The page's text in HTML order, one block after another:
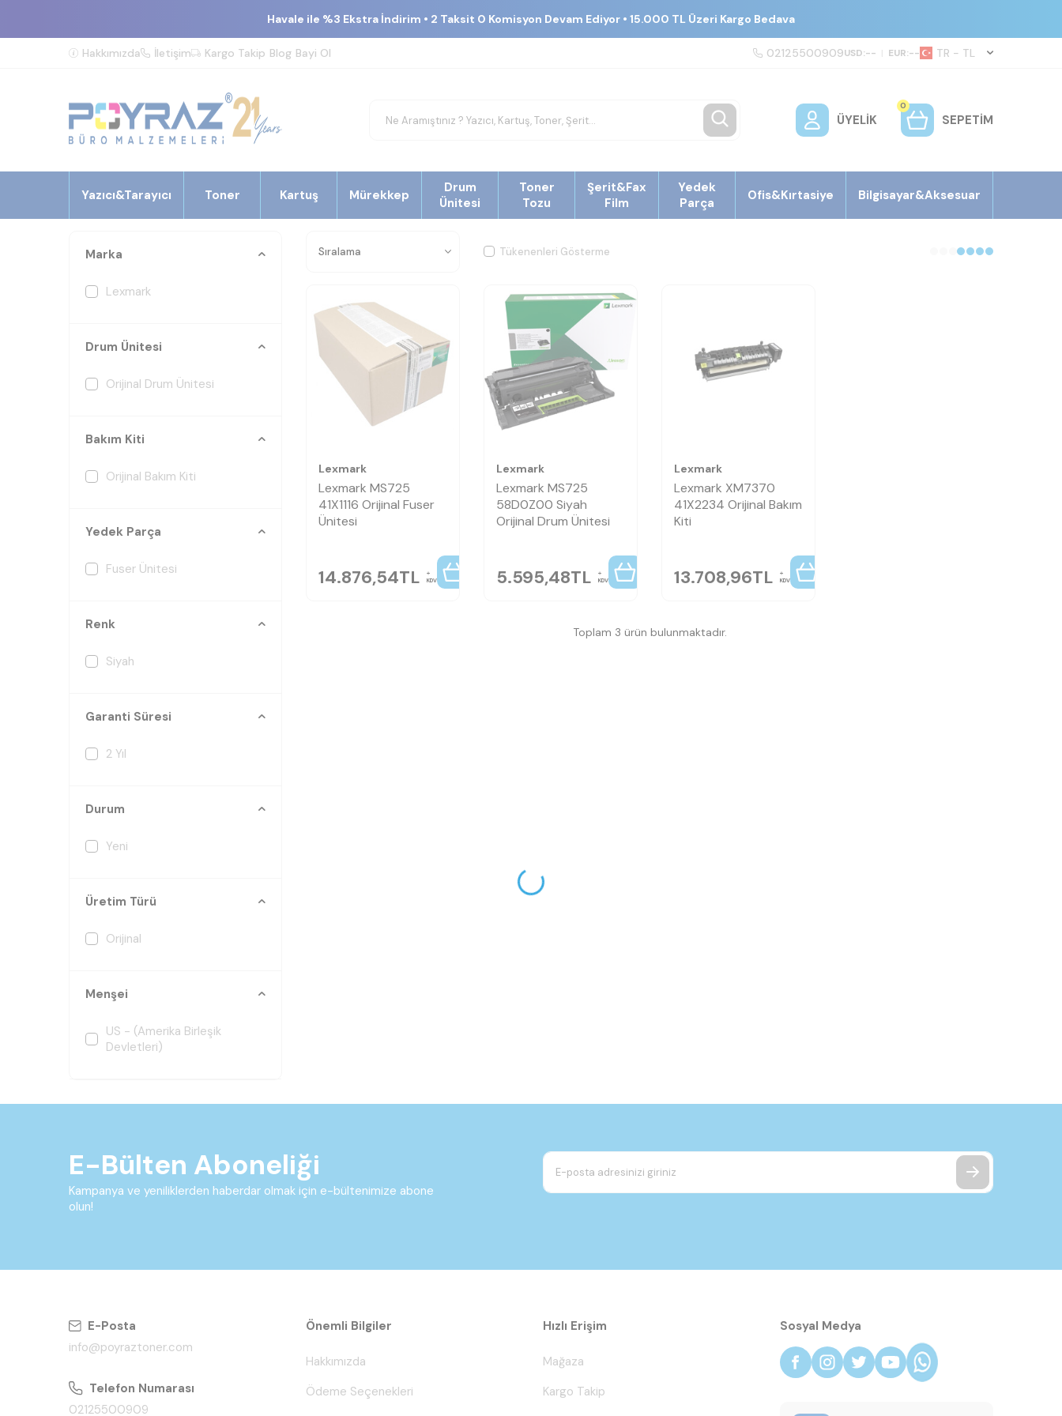
Havale ile %3 Ekstra İndirim • 2 Taksit 0 Komisyon Devam Ediyor • 15.000 TL Üzeri Kargo Bedava
Hakkımızda İletişim Kargo Takip Blog Bayi Ol 02125500909USD:-- | EUR:-- TR − TL
ÜYELIK
0
SEPETIM
Yazıcı&Tarayıcı Toner Kartuş Mürekkep
Drum
Ünitesi
Toner
Tozu
Şerit&Fax
Film
Yedek
Parça
Ofis&Kırtasiye Bilgisayar&Aksesuar
Marka
Lexmark
Drum Ünitesi
Orijinal Drum Ünitesi
Bakım Kiti
Orijinal Bakım Kiti
Yedek Parça
Fuser Ünitesi
Renk
Siyah
Garanti Süresi
2 Yıl
Durum
Yeni
Üretim Türü
Orijinal
Menşei
US - (Amerika Birleşik
Devletleri)
Tükenenleri Gösterme
Lexmark
Lexmark MS725
41X1116 Orijinal Fuser
Ünitesi
14.876,54TL KDV
Lexmark
Lexmark MS725
58D0Z00 Siyah
Orijinal Drum Ünitesi
5.595,48TL KDV
Lexmark
Lexmark XM7370
41X2234 Orijinal Bakım
Kiti
13.708,96TL KDV
Toplam 3 ürün bulunmaktadır.
E-Bülten Aboneliği
Kampanya ve yeniliklerden haberdar olmak için e-bültenimize abone
olun!
E-Posta
info@poyraztoner.com
Telefon Numarası
02125500909
Önemli Bilgiler
Hakkımızda
Ödeme Seçenekleri
Hızlı Erişim
Mağaza
Kargo Takip
Sosyal Medya